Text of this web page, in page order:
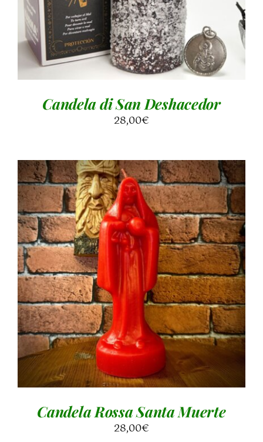
Candela di San Deshacedor
28,00€
AGGIUNGI AL CARRELLO / DETTAGLI
Candela Rossa Santa Muerte
28,00€